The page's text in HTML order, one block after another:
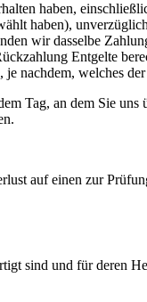
haben,
haben),
wir dasselbe
Entgelte
je nachdem, welches
Tag, an dem Sie
auf einen zur
sind und für deren